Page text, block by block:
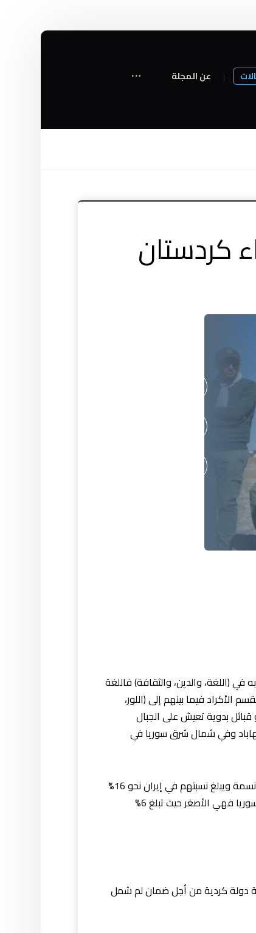
عن المجلة
كردستان
(اللغة، والدين، والثقافة) فاللغة
الأكراد فيما بينهم إلى (اللور،
بدوية تعيش على الجبال
وفي شمال شرق سوريا في
يصل تعداد الأكراد إلى ما يقرب من 30 أو 38 مليون نسمة يتركز نحو 56% منهم في تركيا أي مايعادل 18 إلى 20 مليون نسمة ويبلغ نسبتهم في إيران نحو 16%
مايعادل 8 مليون نسمة أما في العراق فتبلغ نسبتهم ما يقرب من 15%وما يعادل أيضًا 6 مليون نسمة، أما نسبتهم في سوريا فهي الأصغر حيث تبلغ 6%
دولة كردية من أجل ضمان لم شمل